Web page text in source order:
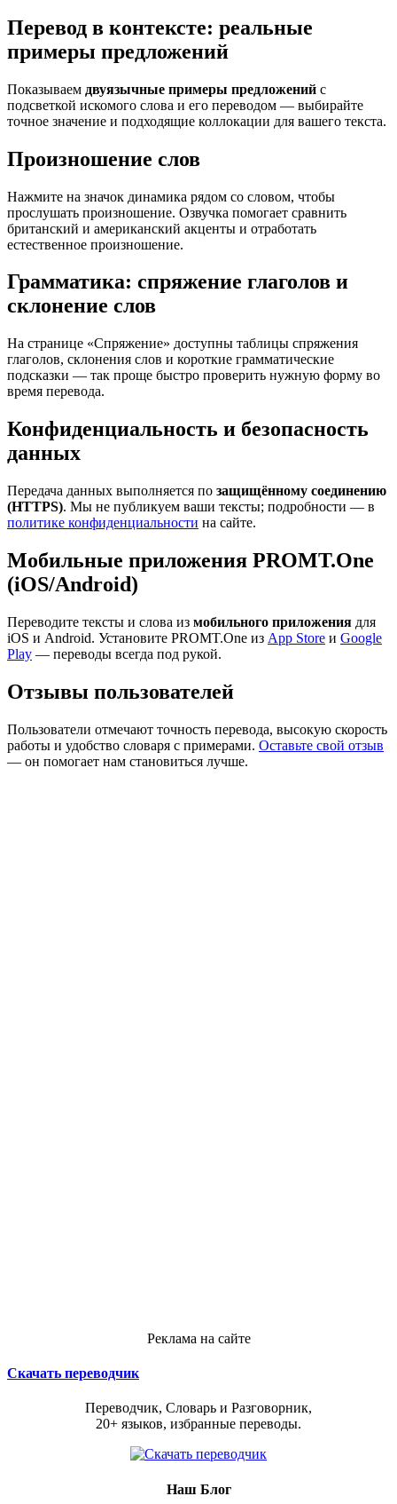
Перевод в контексте: реальные
примеры предложений
Показываем двуязычные примеры предложений с
подсветкой искомого слова и его переводом — выбирайте
точное значение и подходящие коллокации для вашего текста.
Произношение слов
Нажмите на значок динамика рядом со словом, чтобы
прослушать произношение. Озвучка помогает сравнить
британский и американский акценты и отработать
естественное произношение.
Грамматика: спряжение глаголов и
склонение слов
На странице «Спряжение» доступны таблицы спряжения
глаголов, склонения слов и короткие грамматические
подсказки — так проще быстро проверить нужную форму во
время перевода.
Конфиденциальность и безопасность
данных
Передача данных выполняется по защищённому соединению
(HTTPS). Мы не публикуем ваши тексты; подробности — в
политике конфиденциальности на сайте.
Мобильные приложения PROMT.One
(iOS/Android)
Переводите тексты и слова из мобильного приложения для
iOS и Android. Установите PROMT.One из App Store и Google
Play — переводы всегда под рукой.
Отзывы пользователей
Пользователи отмечают точность перевода, высокую скорость
работы и удобство словаря с примерами. Оставьте свой отзыв
— он помогает нам становиться лучше.
Реклама на сайте
Скачать переводчик
Переводчик, Словарь и Разговорник,
20+ языков, избранные переводы.
Наш Блог